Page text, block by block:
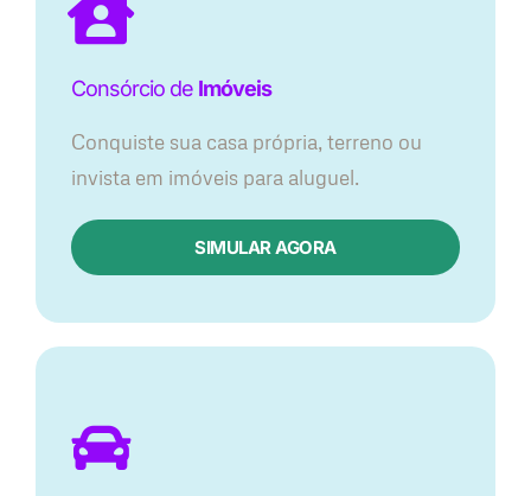
Consórcio de Imóveis
Conquiste sua casa própria, terreno ou
invista em imóveis para aluguel.
SIMULAR AGORA​